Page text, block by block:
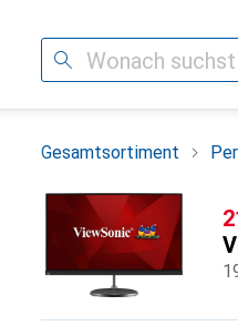
Suche
Gesamtsortiment